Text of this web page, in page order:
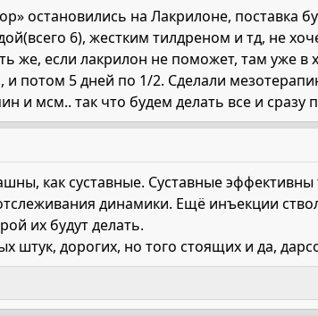
остановились на Лакрилоне, поставка
6), жестким тилдреном и тд, не
же, если лакрилон не поможет, там уже в
и потом 5 дней по 1/2. Сделали
и мсм.. так что будем делать все и сразу
как суставные. Суставные
динамики. Ещё инъекции
их будут делать.
штук, дорогих, но того стоящих и да,